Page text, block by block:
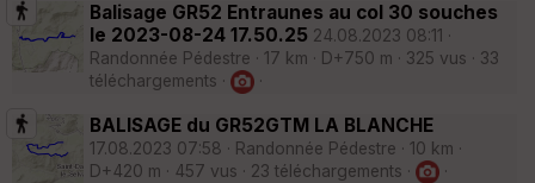
Balisage GR52 Entraunes au col 30 souches
le 2023-08-24 17.50.25 24.08.2023 08:11 ·
Randonnée Pédestre · 17 km · D+750 m · 325 vus · 33
téléchargements ·
·
BALISAGE du GR52GTM LA BLANCHE
17.08.2023 07:58 · Randonnée Pédestre · 10 km ·
D+420 m · 457 vus · 23 téléchargements ·
·